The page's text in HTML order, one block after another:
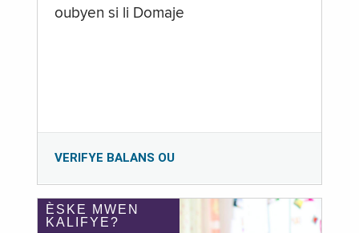
oubyen si li Domaje
VERIFYE BALANS OU
ÈSKE MWEN
KALIFYE?